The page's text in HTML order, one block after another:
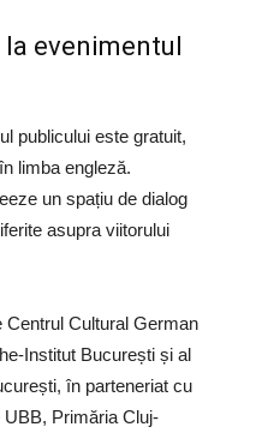
evenimentul
publicului este gratuit,
limba engleză.
un spațiu de dialog
asupra viitorului
Centrul Cultural German
Institut București și al
în parteneriat cu
UBB, Primăria Cluj-